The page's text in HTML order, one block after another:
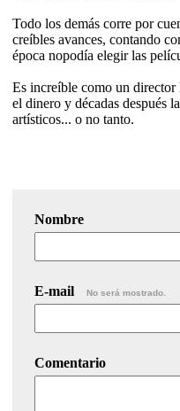
Todo los demás corre por
creíbles avances, contando
época nopodía elegir las
Es increíble como un director
el dinero y décadas después
artísticos... o no tanto.
Nombre
E-mail No será mostrado.
Comentario